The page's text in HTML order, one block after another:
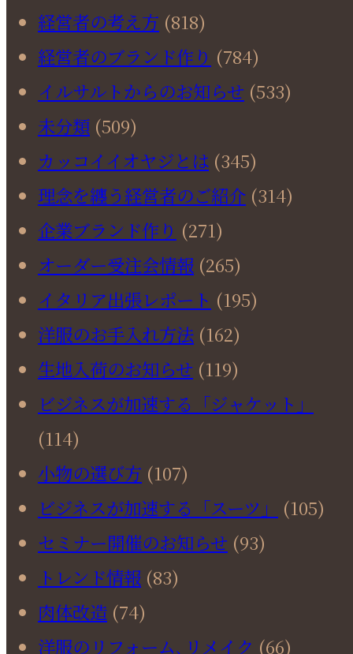
経営者の考え方 (818)
経営者のブランド作り (784)
イルサルトからのお知らせ (533)
未分類 (509)
カッコイイオヤジとは (345)
理念を纏う経営者のご紹介 (314)
企業ブランド作り (271)
オーダー受注会情報 (265)
イタリア出張レポート (195)
洋服のお手入れ方法 (162)
生地入荷のお知らせ (119)
ビジネスが加速する「ジャケット」
(114)
小物の選び方 (107)
ビジネスが加速する「スーツ」
(105)
セミナー開催のお知らせ (93)
トレンド情報 (83)
肉体改造 (74)
洋服のリフォーム､リメイク (66)